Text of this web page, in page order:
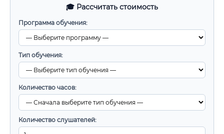
🎓 Рассчитать стоимость
Программа обучения:
Тип обучения:
Количество часов:
Количество слушателей: